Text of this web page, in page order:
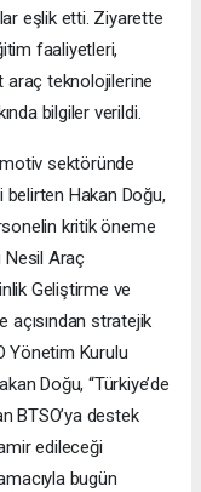
eşlik etti. Ziyarette
faaliyetleri,
araç teknolojilerine
bilgiler verildi.
sektöründe
Hakan Doğu,
kritik öneme
Nesil Araç
Geliştirme ve
açısından stratejik
Yönetim Kurulu
Doğu, “Türkiye’de
BTSO’ya destek
edileceği
bugün